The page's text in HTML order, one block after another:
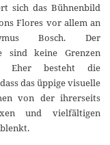
sich das Bühnenbild
Flores vor allem an
Bosch. Der
sind keine Grenzen
Eher besteht die
das üppige visuelle
von der ihrerseits
und vielfältigen